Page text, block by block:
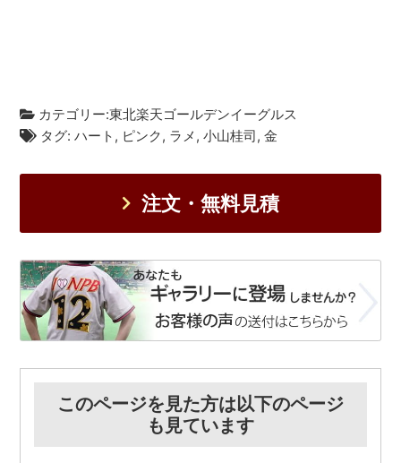
カテゴリー:東北楽天ゴールデンイーグルス
タグ:ハート , ピンク, ラメ ,小山桂司,金
注文・無料見積
このページを見た方は以下のページ
も見ています